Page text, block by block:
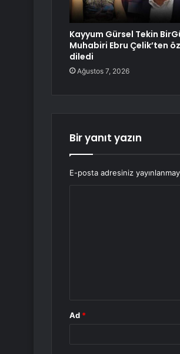
Kayyum Gürsel Tekin
Muhabiri Ebru Çelik’ten
diledi
Ağustos 7, 2026
Bir yanıt yazın
E-posta adresiniz
Ad *